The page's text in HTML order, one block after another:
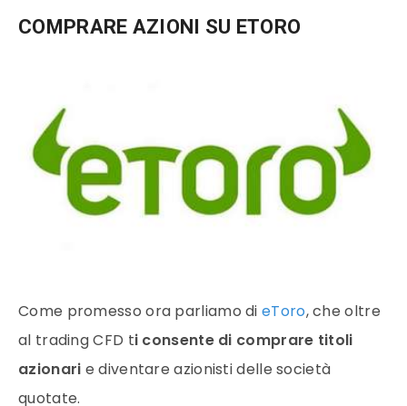
COMPRARE AZIONI SU ETORO
Come promesso ora parliamo dieToro, che oltre
al trading CFD ti consente di comprare titoli
azionari e diventare azionisti delle società
quotate.